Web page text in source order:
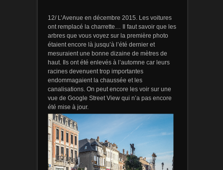
12/ L’Avenue en décembre 2015. Les voitures
ont remplacé la charrette… Il faut savoir que les
arbres que vous voyez sur la première photo
étaient encore là jusqu’à l’été dernier et
mesuraient une bonne dizaine de mètres de
haut. Ils ont été enlevés à l’automne car leurs
racines devenuent trop importantes
endommagaient la chaussée et les
canalisations. On peut encore les voir sur une
vue de Google Street View qui n’a pas encore
été mise à jour.